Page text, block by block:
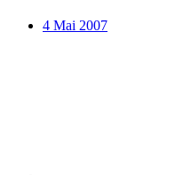
4 Mai 2007